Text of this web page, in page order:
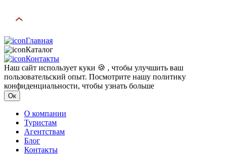
Главная
Каталог
Контакты
Наш сайт использует куки 🍪 , чтобы улучшить ваш
пользовательский опыт. Посмотрите нашу политику
конфиденциальности, чтобы узнать больше
Ок
О компании
Туристам
Агентствам
Блог
Контакты